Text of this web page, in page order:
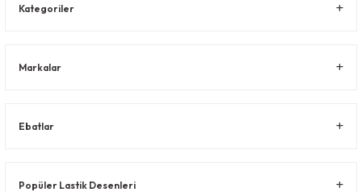
Kategoriler
Markalar
Ebatlar
Popüler Lastik Desenleri